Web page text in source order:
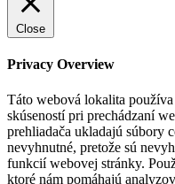
Close
Privacy Overview
Táto webová lokalita
skúseností pri prechádzaní
prehliadača ukladajú súbory
nevyhnutné, pretože sú
funkcií webovej stránky.
ktoré nám pomáhajú